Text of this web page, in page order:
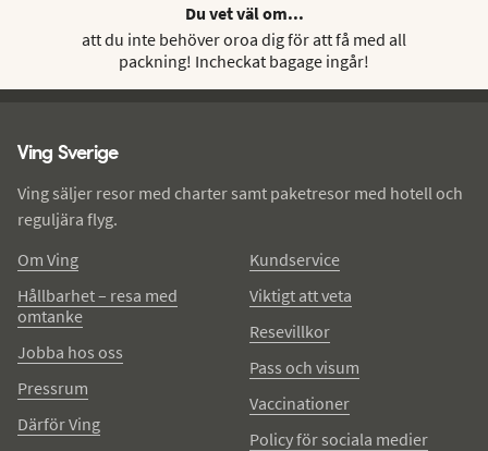
Du vet väl om...
att du inte behöver oroa dig för att få med all
packning! Incheckat bagage ingår!
Ving Sverige
Ving säljer resor med charter samt paketresor med hotell och
reguljära flyg.
Om Ving
Hållbarhet – resa med
omtanke
Jobba hos oss
Pressrum
Därför Ving
Kundservice
Viktigt att veta
Resevillkor
Pass och visum
Vaccinationer
Policy för sociala medier